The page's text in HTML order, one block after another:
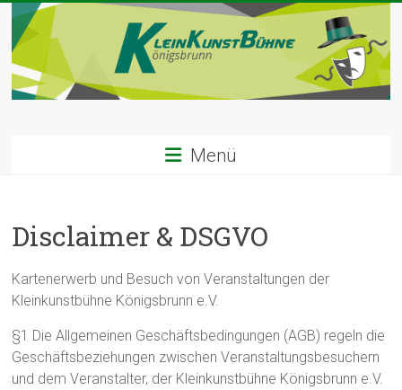
Zum
Inhalt
springen
Kleinkunst
Königsbrunn
Willkommen
in
Kleinkunstbühne
Königsbrunn
Menü
Disclaimer & DSGVO
Kartenerwerb und Besuch von Veranstaltungen der
Kleinkunstbühne Königsbrunn e.V.
§1 Die Allgemeinen Geschäftsbedingungen (AGB) regeln die
Geschäftsbeziehungen zwischen Veranstaltungsbesuchern
und dem Veranstalter, der Kleinkunstbühne Königsbrunn e.V.